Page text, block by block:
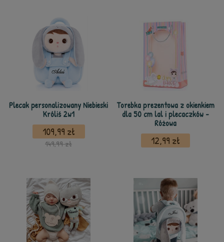
Plecak personalizowany Niebieski
Króliś 2w1
109,99 zł
149,99 zł
Torebka prezentowa z okienkiem
dla 50 cm lal i plecaczków -
Różowa
12,99 zł